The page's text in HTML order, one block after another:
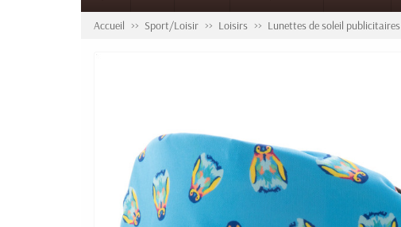
Accueil Sport/Loisir Loisirs Lunettes de soleil publicitaires